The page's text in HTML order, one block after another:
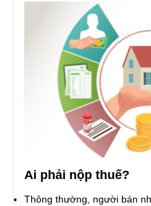
Ai phải nộp thuế?
Thông thường, người bán